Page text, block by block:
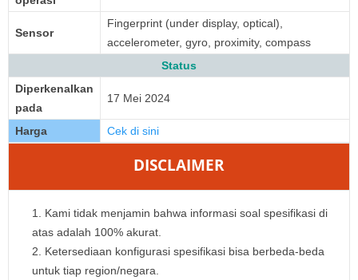
Sensor
Fingerprint (under display, optical),
accelerometer, gyro, proximity, compass
Status
Diperkenalkan
pada
17 Mei 2024
Harga Cek di sini
DISCLAIMER
Kami tidak menjamin bahwa informasi soal spesifikasi di
atas adalah 100% akurat.
Ketersediaan konfigurasi spesifikasi bisa berbeda-beda
untuk tiap region/negara.